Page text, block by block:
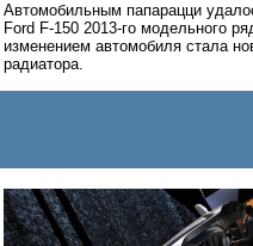
Автомобильным папарацци
Ford F-150 2013-го модельного
изменением автомобиля стала
радиатора.